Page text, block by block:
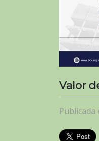
Valor
Publicada